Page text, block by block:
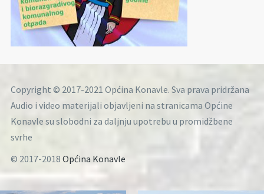
Copyright © 2017-2021 Općina Konavle. Sva prava pridržana
Audio i video materijali objavljeni na stranicama Općine
Konavle su slobodni za daljnju upotrebu u promidžbene
svrhe
© 2017-2018 Općina Konavle